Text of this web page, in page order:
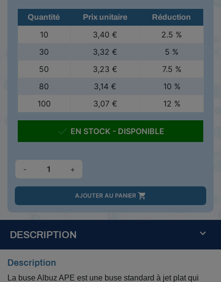
Quantité Prix unitaire Réduction
10 3,40 €
2.5 %
30
3,32 €
5 %
50
3,23 €
7.5 %
80
3,14 €
10 %
100
3,07 € 12 %
 EN STOCK - DISPONIBLE
- +
AJOUTER AU PANIER 
DESCRIPTION
Description
La buse Albuz APE est une buse standard à jet plat qui